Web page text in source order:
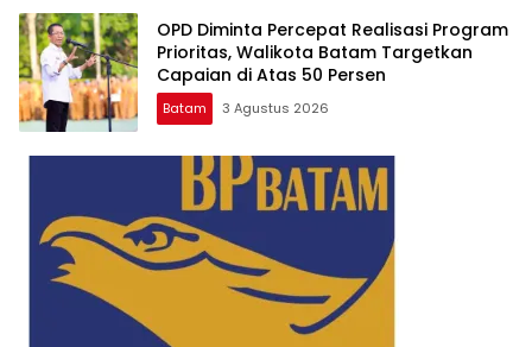
OPD Diminta Percepat Realisasi Program
Prioritas, Walikota Batam Targetkan
Capaian di Atas 50 Persen
Batam 3 Agustus 2026